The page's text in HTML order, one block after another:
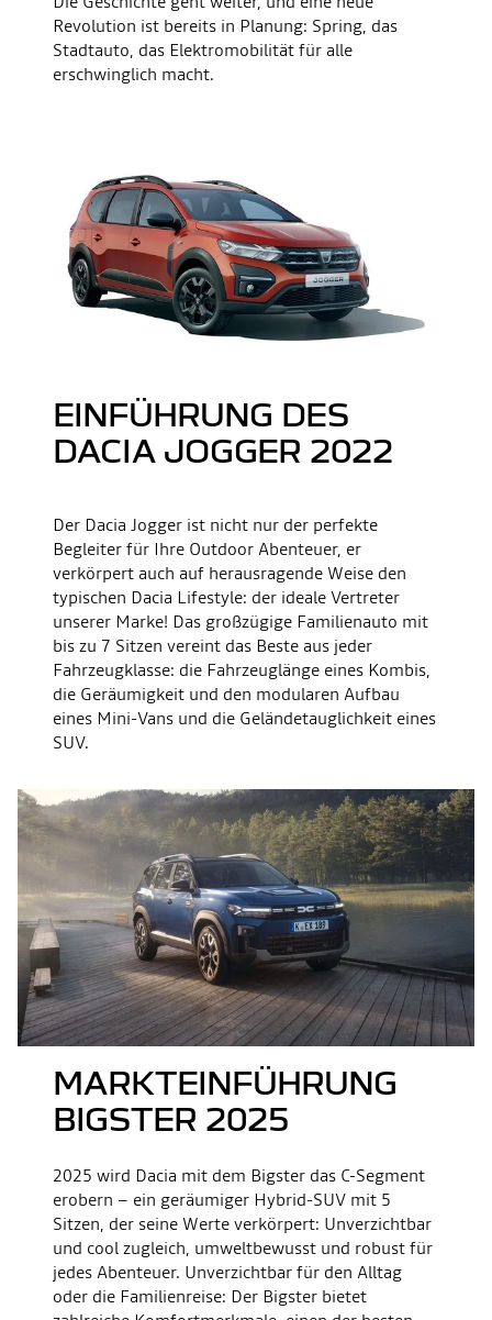
Revolution ist bereits in Planung: Spring, das
Stadtauto, das Elektromobilität für alle
erschwinglich macht.
EINFÜHRUNG DES
DACIA JOGGER 2022
Der Dacia Jogger ist nicht nur der perfekte
Begleiter für Ihre Outdoor Abenteuer, er
verkörpert auch auf herausragende Weise den
typischen Dacia Lifestyle: der ideale Vertreter
unserer Marke! Das großzügige Familienauto mit
bis zu 7 Sitzen vereint das Beste aus jeder
Fahrzeugklasse: die Fahrzeuglänge eines Kombis,
die Geräumigkeit und den modularen Aufbau
eines Mini-Vans und die Geländetauglichkeit eines
SUV.
MARKTEINFÜHRUNG
BIGSTER 2025
2025 wird Dacia mit dem Bigster das C-Segment
erobern – ein geräumiger Hybrid-SUV mit 5
Sitzen, der seine Werte verkörpert: Unverzichtbar
und cool zugleich, umweltbewusst und robust für
jedes Abenteuer. Unverzichtbar für den Alltag
oder die Familienreise: Der Bigster bietet